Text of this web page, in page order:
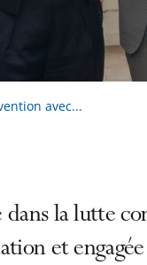
avec...
la lutte
et